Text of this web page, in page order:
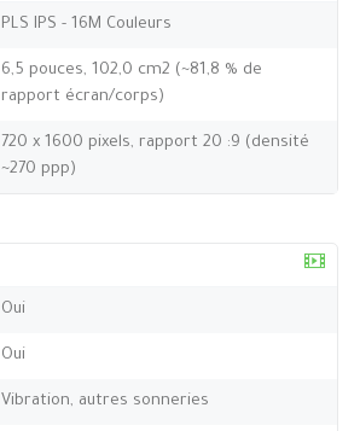
PLS IPS - 16M Couleurs
6,5 pouces, 102,0 cm2 (~81,8 % de
rapport écran/corps)
720 x 1600 pixels, rapport 20 :9 (densité
~270 ppp)
Oui
Oui
Vibration, autres sonneries